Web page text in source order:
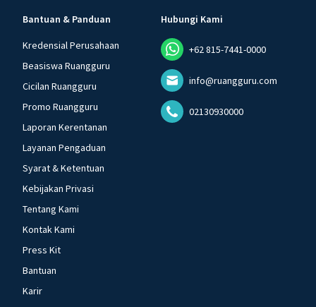
Bantuan & Panduan
Kredensial Perusahaan
Beasiswa Ruangguru
Cicilan Ruangguru
Promo Ruangguru
Laporan Kerentanan
Layanan Pengaduan
Syarat & Ketentuan
Kebijakan Privasi
Tentang Kami
Kontak Kami
Press Kit
Bantuan
Karir
Hubungi Kami
+62 815-7441-0000
info@ruangguru.com
02130930000